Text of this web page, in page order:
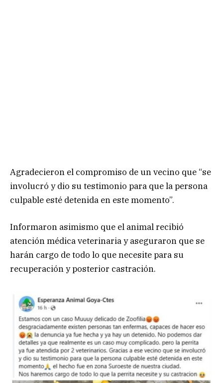
Agradecieron el compromiso de un vecino que “se
involucró y dio su testimonio para que la persona
culpable esté detenida en este momento”.
Informaron asimismo que el animal recibió
atención médica veterinaria y aseguraron que se
harán cargo de todo lo que necesite para su
recuperación y posterior castración.